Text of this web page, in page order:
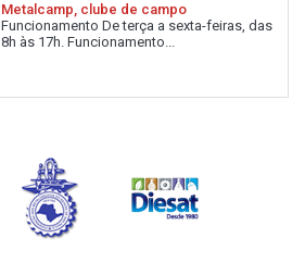
Metalcamp, clube de campo
Funcionamento De terça a sexta-feiras, das
8h às 17h. Funcionamento...